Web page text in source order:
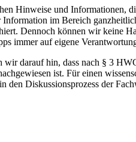
Hinweise und Informationen,
Information im Bereich
Dennoch können wir keine
immer auf eigene
wir darauf hin, dass nach § 3
ist. Für einen
den Diskussionsprozess der